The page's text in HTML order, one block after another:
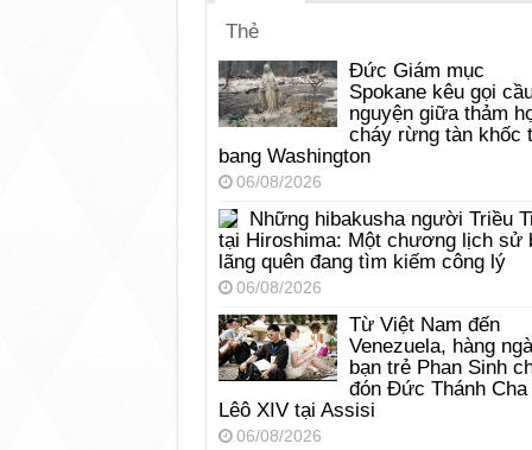
Thẻ
Đức Giám mục
Spokane kêu gọi
nguyện giữa thảm
cháy rừng tàn khốc
bang Washington
06/08/2026
Những hibakusha người Triều
tại Hiroshima: Một chương lịch sử
lãng quên đang tìm kiếm công lý
06/08/2026
Từ Việt Nam đến
Venezuela, hàng
bạn trẻ Phan Sinh
đón Đức Thánh Cha
Lêô XIV tại Assisi
06/08/2026